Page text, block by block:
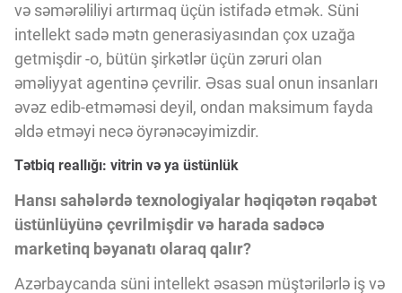
və səmərəliliyi artırmaq üçün istifadə etmək. Süni
intellekt sadə mətn generasiyasından çox uzağa
getmişdir -o, bütün şirkətlər üçün zəruri olan
əməliyyat agentinə çevrilir. Əsas sual onun insanları
əvəz edib-etməməsi deyil, ondan maksimum fayda
əldə etməyi necə öyrənəcəyimizdir.
Tətbiq reallığı: vitrin və ya üstünlük
Hansı sahələrdə texnologiyalar həqiqətən rəqabət
üstünlüyünə çevrilmişdir və harada sadəcə
marketinq bəyanatı olaraq qalır?
Azərbaycanda süni intellekt əsasən müştərilərlə iş və